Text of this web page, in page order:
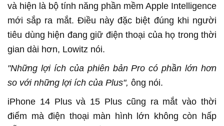
và hiện là bộ tính năng phần mềm Apple Intelligence
mới sắp ra mắt. Điều này đặc biệt đúng khi người
tiêu dùng hiện đang giữ điện thoại của họ trong thời
gian dài hơn, Lowitz nói.
"Những lợi ích của phiên bản Pro có phần lớn hơn
so với những lợi ích của Plus", ông nói.
iPhone 14 Plus và 15 Plus cũng ra mắt vào thời
điểm mà điện thoại màn hình lớn không còn hấp